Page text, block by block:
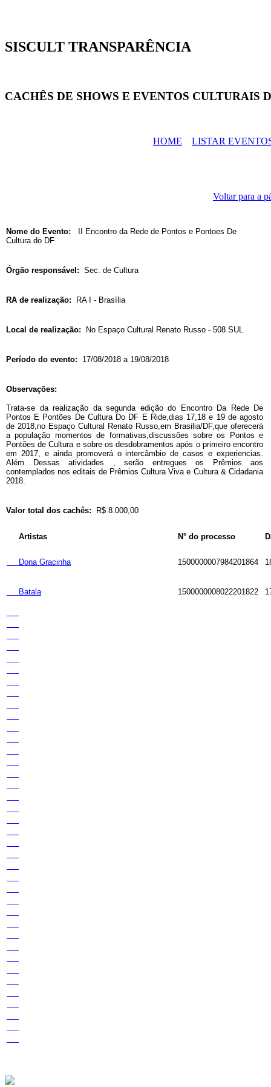
SISCULT TRANSPARÊNCIA
CACHÊS DE SHOWS E EVENTOS CULTURAIS
HOME LISTAR
Voltar para a
Nome do Evento:
II Encontro da Rede de Pontos e Pontoes De
Cultura do DF
Órgão responsável: Sec. de Cultura
RA de realização: RA I - Brasília
Local de realização: No Espaço Cultural Renato Russo - 508 SUL
Período do evento: 17/08/2018 a 19/08/2018
Observações:
Trata-se da realização da segunda edição do Encontro Da Rede De
Pontos E Pontões De Cultura Do DF E Ride,dias 17,18 e 19 de agosto
de 2018,no Espaço Cultural Renato Russo,em Brasilia/DF,que oferecerá
a população momentos de formativas,discussões sobre os Pontos e
Pontões de Cultura e sobre os desdobramentos após o primeiro encontro
em 2017, e ainda promoverá o intercâmbio de casos e experiencias.
Além Dessas atividades , serão entregues os Prêmios aos
contemplados nos editais de Prêmios Cultura Viva e Cultura & Cidadania
2018.
Valor total dos cachês: R$ 8.000,00
Artistas N° do processo
Dona Gracinha 1500000007984201864
Batala 1500000008022201822